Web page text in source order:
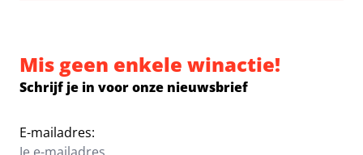
Mis geen enkele winactie!
Schrijf je in voor onze nieuwsbrief
E-mailadres: